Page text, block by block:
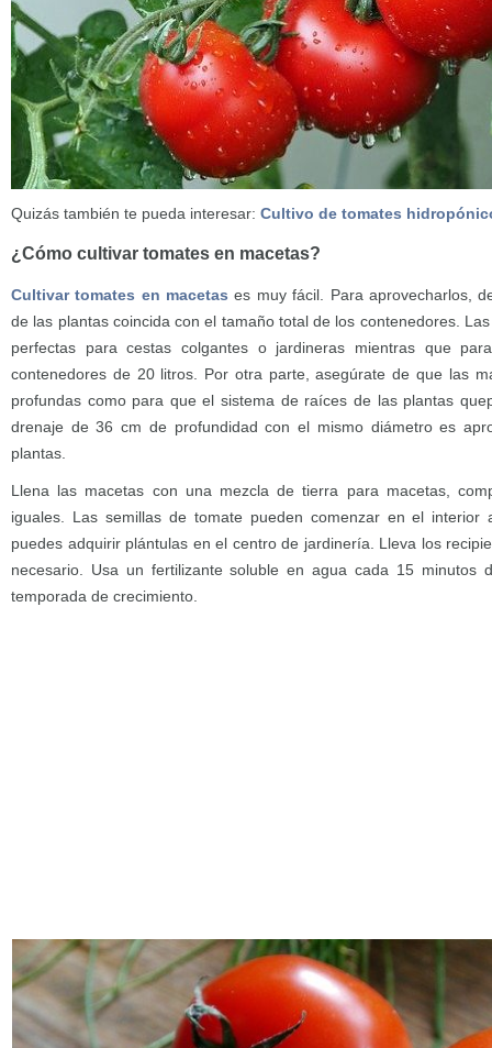
Quizás también te pueda interesar: Cultivo de tomates
¿Cómo cultivar tomates en macetas?
Cultivar tomates en macetas es muy fácil. Para aprovecharlos,
de las plantas coincida con el tamaño total de los contenedores.
perfectas para cestas colgantes o jardineras mientras que
contenedores de 20 litros. Por otra parte, asegúrate de que las
profundas como para que el sistema de raíces de las plantas
drenaje de 36 cm de profundidad con el mismo diámetro es
plantas.
Llena las macetas con una mezcla de tierra para macetas,
iguales. Las semillas de tomate pueden comenzar en el
puedes adquirir plántulas en el centro de jardinería. Lleva los
necesario. Usa un fertilizante soluble en agua cada 15 minutos
temporada de crecimiento.